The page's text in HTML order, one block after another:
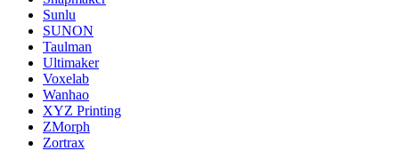
Sunlu
SUNON
Taulman
Ultimaker
Voxelab
Wanhao
XYZ Printing
ZMorph
Zortrax